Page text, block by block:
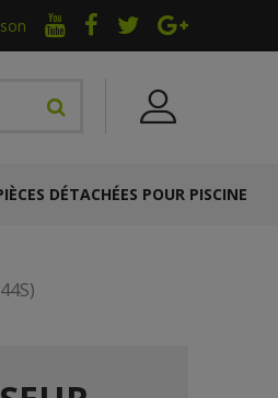
DÉTACHÉES POUR PISCINE